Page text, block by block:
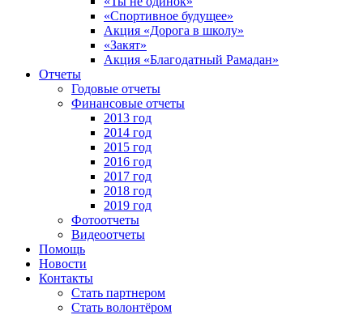
«Спортивное будущее»
Акция «Дорога в школу»
«Закят»
Акция «Благодатный Рамадан»
Отчеты
Годовые отчеты
Финансовые отчеты
2013 год
2014 год
2015 год
2016 год
2017 год
2018 год
2019 год
Фотоотчеты
Видеоотчеты
Помощь
Новости
Контакты
Стать партнером
Стать волонтёром